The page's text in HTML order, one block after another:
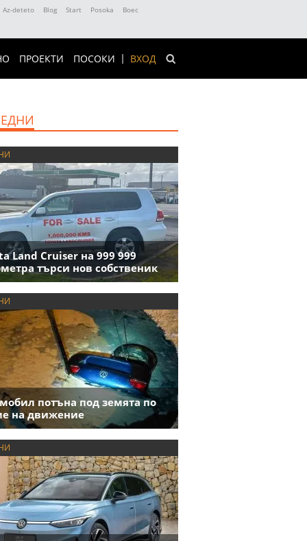
Az-deteto Blog Start Posoka
Boec
ВХОД
ПРОЕКТИ ПОСОКИ
Land Cruiser на 999 999
търси нов собственик
потъна под земята по
на движение